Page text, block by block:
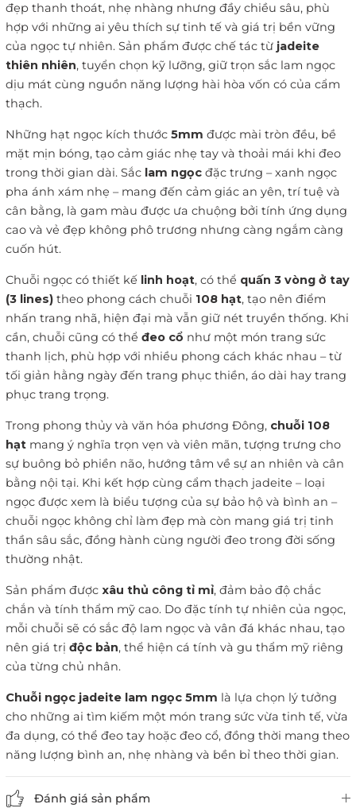
đẹp thanh thoát, nhẹ nhàng nhưng đầy chiều sâu, phù
hợp với những ai yêu thích sự tinh tế và giá trị bền vững
của ngọc tự nhiên. Sản phẩm được chế tác từ jadeite
thiên nhiên, tuyển chọn kỹ lưỡng, giữ trọn sắc lam ngọc
dịu mát cùng nguồn năng lượng hài hòa vốn có của cẩm
thạch.
Những hạt ngọc kích thước 5mm được mài tròn đều, bề
mặt mịn bóng, tạo cảm giác nhẹ tay và thoải mái khi đeo
trong thời gian dài. Sắc lam ngọc đặc trưng – xanh ngọc
pha ánh xám nhẹ – mang đến cảm giác an yên, trí tuệ và
cân bằng, là gam màu được ưa chuộng bởi tính ứng dụng
cao và vẻ đẹp không phô trương nhưng càng ngắm càng
cuốn hút.
Chuỗi ngọc có thiết kế linh hoạt, có thể quấn 3 vòng ở tay
(3 lines) theo phong cách chuỗi 108 hạt, tạo nên điểm
nhấn trang nhã, hiện đại mà vẫn giữ nét truyền thống. Khi
cần, chuỗi cũng có thể đeo cổ như một món trang sức
thanh lịch, phù hợp với nhiều phong cách khác nhau – từ
tối giản hằng ngày đến trang phục thiền, áo dài hay trang
phục trang trọng.
Trong phong thủy và văn hóa phương Đông, chuỗi 108
hạt mang ý nghĩa trọn vẹn và viên mãn, tượng trưng cho
sự buông bỏ phiền não, hướng tâm về sự an nhiên và cân
bằng nội tại. Khi kết hợp cùng cẩm thạch jadeite – loại
ngọc được xem là biểu tượng của sự bảo hộ và bình an –
chuỗi ngọc không chỉ làm đẹp mà còn mang giá trị tinh
thần sâu sắc, đồng hành cùng người đeo trong đời sống
thường nhật.
Sản phẩm được xâu thủ công tỉ mỉ, đảm bảo độ chắc
chắn và tính thẩm mỹ cao. Do đặc tính tự nhiên của ngọc,
mỗi chuỗi sẽ có sắc độ lam ngọc và vân đá khác nhau, tạo
nên giá trị độc bản, thể hiện cá tính và gu thẩm mỹ riêng
của từng chủ nhân.
Chuỗi ngọc jadeite lam ngọc 5mm là lựa chọn lý tưởng
cho những ai tìm kiếm một món trang sức vừa tinh tế, vừa
đa dụng, có thể đeo tay hoặc đeo cổ, đồng thời mang theo
năng lượng bình an, nhẹ nhàng và bền bỉ theo thời gian.
Đánh giá sản phẩm